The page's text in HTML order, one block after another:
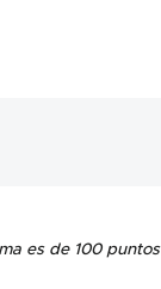
es de 100 puntos